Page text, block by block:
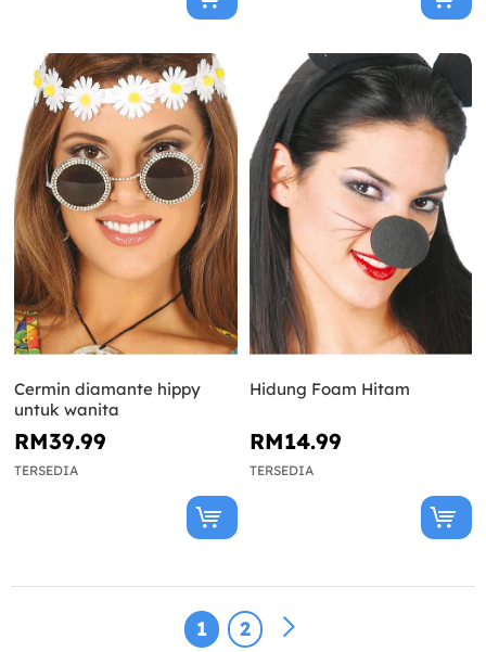
Cermin diamante hippy
untuk wanita
RM39.99
TERSEDIA
Hidung Foam Hitam
RM14.99
TERSEDIA
1 2